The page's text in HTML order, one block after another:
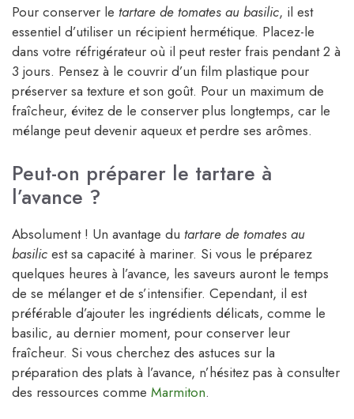
Pour conserver le tartare de tomates au basilic, il est
essentiel d’utiliser un récipient hermétique. Placez-le
dans votre réfrigérateur où il peut rester frais pendant 2 à
3 jours. Pensez à le couvrir d’un film plastique pour
préserver sa texture et son goût. Pour un maximum de
fraîcheur, évitez de le conserver plus longtemps, car le
mélange peut devenir aqueux et perdre ses arômes.
Peut-on préparer le tartare à
l’avance ?
Absolument ! Un avantage du tartare de tomates au
basilic est sa capacité à mariner. Si vous le préparez
quelques heures à l’avance, les saveurs auront le temps
de se mélanger et de s’intensifier. Cependant, il est
préférable d’ajouter les ingrédients délicats, comme le
basilic, au dernier moment, pour conserver leur
fraîcheur. Si vous cherchez des astuces sur la
préparation des plats à l’avance, n’hésitez pas à consulter
des ressources comme Marmiton.